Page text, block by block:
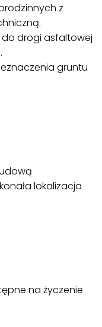
z
drogi asfaltowej
gruntu
lokalizacja
na życzenie